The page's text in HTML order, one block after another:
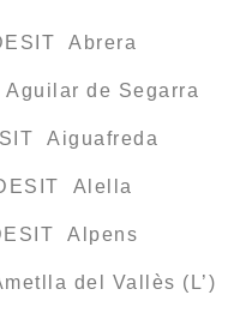
Abrera
de Segarra
Aiguafreda
Alella
Alpens
del Vallès (L’)